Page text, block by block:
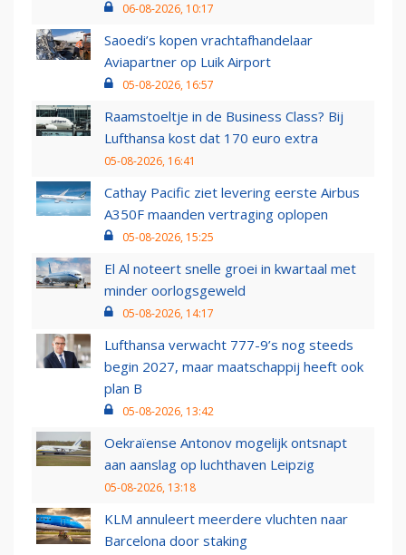
06-08-2026, 10:17
Saoedi’s kopen vrachtafhandelaar
Aviapartner op Luik Airport
05-08-2026, 16:57
Raamstoeltje in de Business Class? Bij
Lufthansa kost dat 170 euro extra
05-08-2026, 16:41
Cathay Pacific ziet levering eerste Airbus
A350F maanden vertraging oplopen
05-08-2026, 15:25
El Al noteert snelle groei in kwartaal met
minder oorlogsgeweld
05-08-2026, 14:17
Lufthansa verwacht 777-9’s nog steeds
begin 2027, maar maatschappij heeft ook
plan B
05-08-2026, 13:42
Oekraïense Antonov mogelijk ontsnapt
aan aanslag op luchthaven Leipzig
05-08-2026, 13:18
KLM annuleert meerdere vluchten naar
Barcelona door staking